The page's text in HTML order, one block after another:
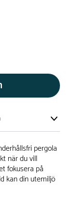
beställning.
få en produkt
förkortat
kan
pergola
när du vill
fokusera på
kan din utemiljö